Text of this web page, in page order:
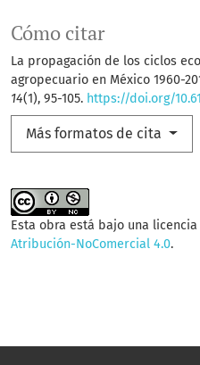
Cómo citar
La propagación de los ciclos
agropecuario en México 1960-
14(1), 95-105. https://doi.org/
Más formatos de cita
Esta obra está bajo una
Atribución-NoComercial 4.0.